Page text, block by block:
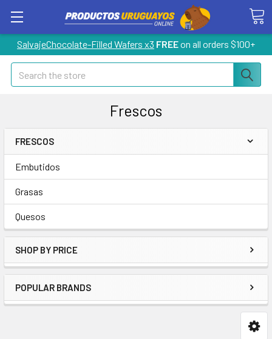
SalvajeChocolate-Filled Wafers x3 FREEon all orders $100+
Search
Frescos
FRESCOS
Embutidos
Grasas
Quesos
SHOP BY PRICE
POPULAR BRANDS